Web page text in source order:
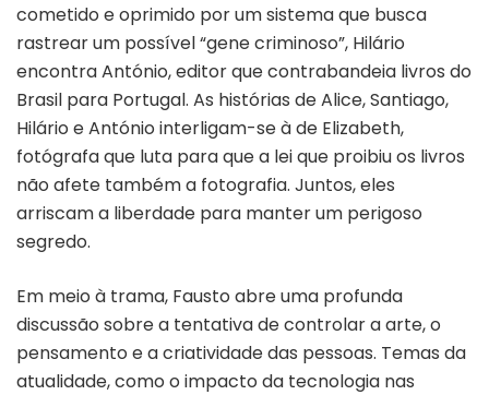
cometido e oprimido por um sistema que busca
rastrear um possível “gene criminoso”, Hilário
encontra António, editor que contrabandeia livros do
Brasil para Portugal. As histórias de Alice, Santiago,
Hilário e António interligam-se à de Elizabeth,
fotógrafa que luta para que a lei que proibiu os livros
não afete também a fotografia. Juntos, eles
arriscam a liberdade para manter um perigoso
segredo.
Em meio à trama, Fausto abre uma profunda
discussão sobre a tentativa de controlar a arte, o
pensamento e a criatividade das pessoas. Temas da
atualidade, como o impacto da tecnologia nas